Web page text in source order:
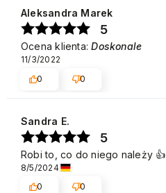
Aleksandra Marek
5
Ocena klienta:Doskonale
11/3/2022
0
0
Sandra E.
5
Robi to, co do niego należy 👍️
8/5/2024
0
0